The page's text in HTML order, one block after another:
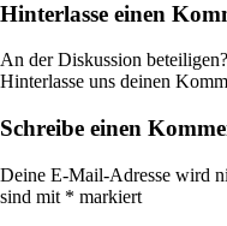
Hinterlasse einen
An der Diskussion beteiligen?
Hinterlasse uns deinen
Schreibe einen
Deine E-Mail-Adresse wird
sind mit * markiert